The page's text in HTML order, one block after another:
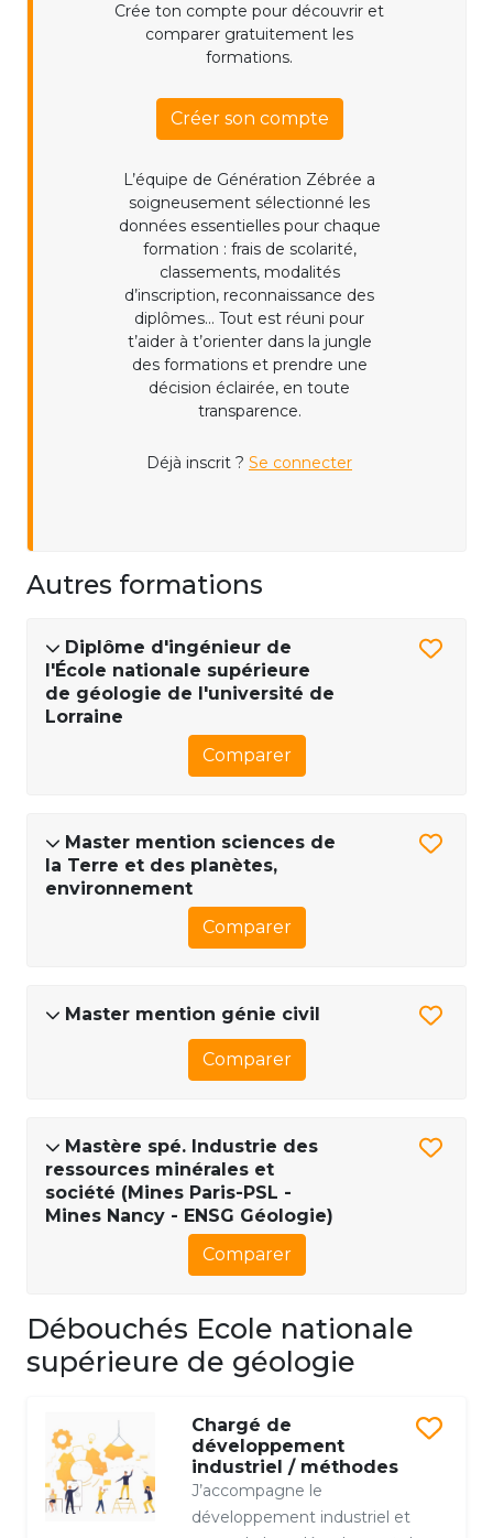
Crée ton compte pour découvrir et
comparer gratuitement les
formations.
Créer son compte
L’équipe de Génération Zébrée a
soigneusement sélectionné les
données essentielles pour chaque
formation : frais de scolarité,
classements, modalités
d’inscription, reconnaissance des
diplômes... Tout est réuni pour
t’aider à t’orienter dans la jungle
des formations et prendre une
décision éclairée, en toute
transparence.
Déjà inscrit ? Se connecter
Autres formations
Diplôme d'ingénieur de
l'École nationale supérieure
de géologie de l'université de
Lorraine
Comparer
Master mention sciences de
la Terre et des planètes,
environnement
Comparer
Master mention génie civil
Comparer
Mastère spé. Industrie des
ressources minérales et
société (Mines Paris-PSL -
Mines Nancy - ENSG Géologie)
Comparer
Débouchés Ecole nationale
supérieure de géologie
Chargé de
développement
industriel / méthodes
J’accompagne le
développement industriel et